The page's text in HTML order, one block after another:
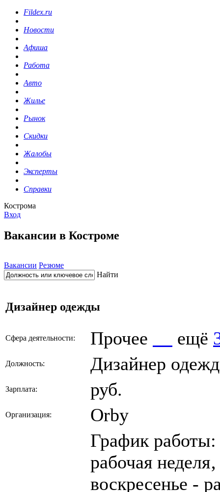
Fildex.ru
Новости
Афиша
Работа
Авто
Жилье
Рынок
Скидки
Жалобы
Эксперты
Справки
Кострома
Вход
Вакансии в Костроме
Вакансии Резюме
Найти
Дизайнер одежды
Сфера деятельности: Прочее ещё
Должность: Дизайнер
Зарплата: руб.
Организация: Orby
График
рабочая
воскресенье -